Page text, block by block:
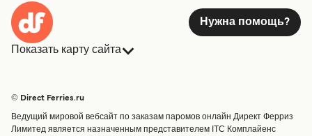
Нужна помощь?
Показать карту сайта
Страны
Обслуживание клиентов
Операторы
Грузоперевозки
© Direct Ferries.ru
Ведущий мировой вебсайт по заказам паромов онлайн Директ Ферриз
Лимитед является назначенным представителем ITC Комплайенс